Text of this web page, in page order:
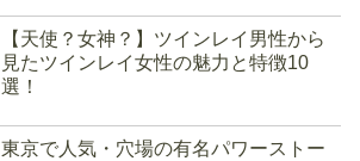
【天使？女神？】ツインレイ男性から
見たツインレイ女性の魅力と特徴10
選！
東京で人気・穴場の有名パワーストー